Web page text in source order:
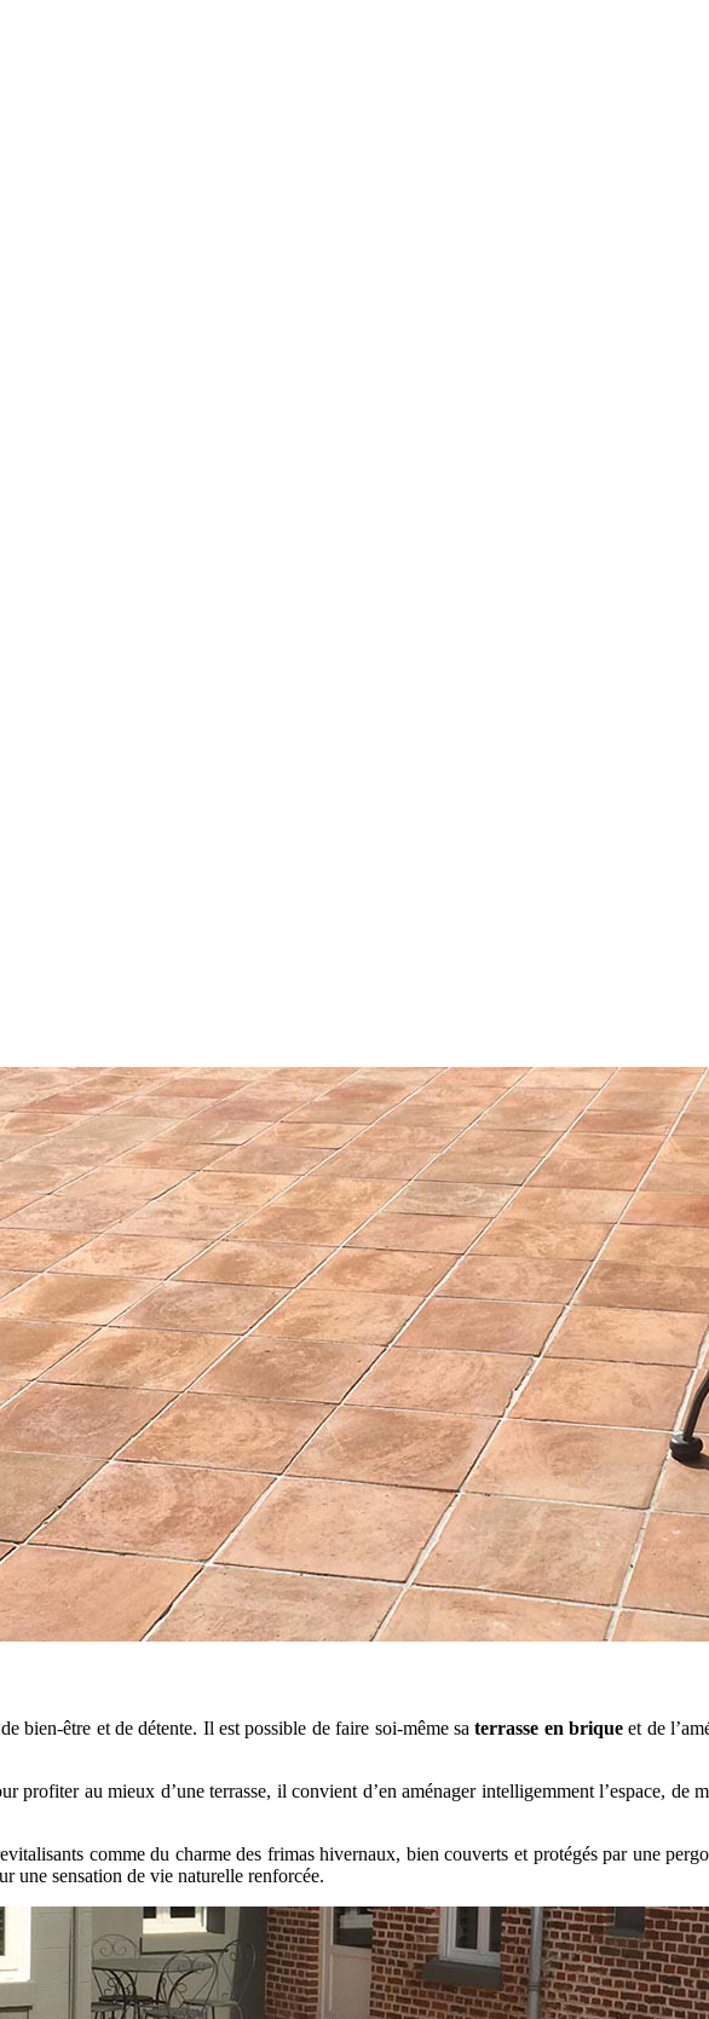
bien-être et de détente. Il est possible de faire soi-même saterrasse en briqueet de
profiter au mieux d’une terrasse, il convient d’en aménager intelligemment l’espace, de
comme du charme des frimas hivernaux, bien couverts et protégés par une
une sensation de vie naturelle renforcée.